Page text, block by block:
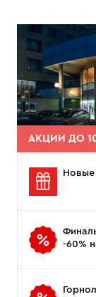
АКЦИИ ДО
Новые
-60%